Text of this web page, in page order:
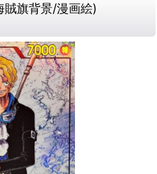
賊旗背景/漫画絵)